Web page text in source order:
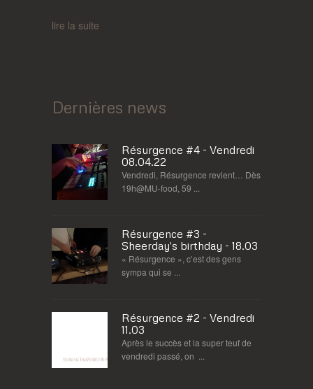
lire la suite
Dernières news
Résurgence #4 - Vendredi
08.04.22
Vendredi, Résurgence revient… Dès
19h@MU-food, 59 ...
Résurgence #3 -
Sheerday's birthday - 18.03
« Résurgence », c’est des gens
sympa qui se ...
Résurgence #2 - Vendredi
11.03
Après le succès et la super teuf de
vendredi passé, on ...